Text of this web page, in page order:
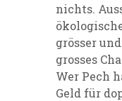
nichts.
grösser
grosses
Wer Pech
Geld für